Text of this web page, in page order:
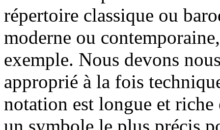
répertoire classique ou
moderne ou
exemple. Nous devons
approprié à la fois
notation est longue et riche